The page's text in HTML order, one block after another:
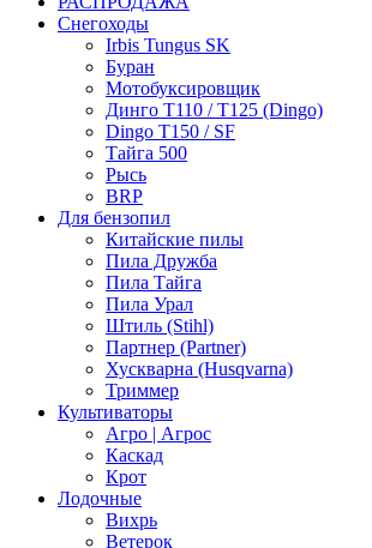
Снегоходы
Irbis Tungus SK
Буран
Мотобуксировщик
Динго T110 / T125 (Dingo)
Dingo T150 / SF
Тайга 500
Рысь
BRP
Для бензопил
Китайские пилы
Пила Дружба
Пила Тайга
Пила Урал
Штиль (Stihl)
Партнер (Partner)
Хускварна (Husqvarna)
Триммер
Культиваторы
Агро | Агрос
Каскад
Крот
Лодочные
Вихрь
Ветерок